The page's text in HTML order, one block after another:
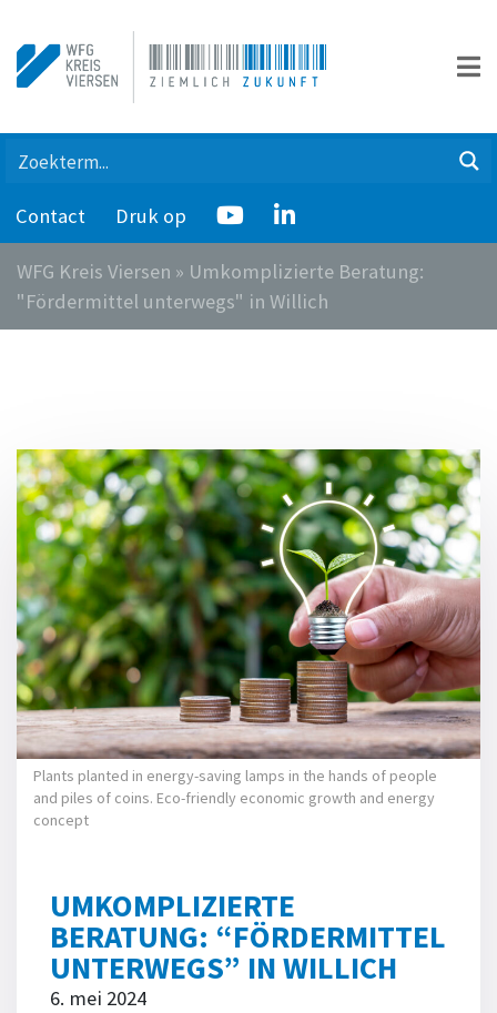
Contact Druk op
WFG Kreis Viersen » Umkomplizierte Beratung:
"Fördermittel unterwegs" in Willich
Plants planted in energy-saving lamps in the hands of people
and piles of coins. Eco-friendly economic growth and energy
concept
UMKOMPLIZIERTE
BERATUNG: “FÖRDERMITTEL
UNTERWEGS” IN WILLICH
6. mei 2024